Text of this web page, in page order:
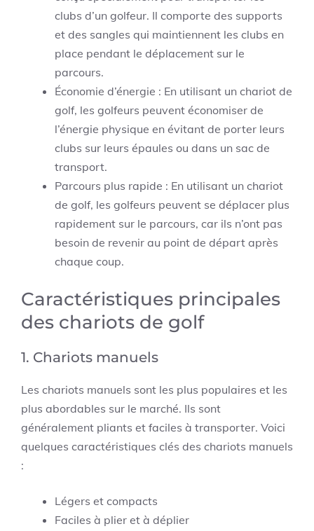
clubs d’un golfeur. Il comporte des supports
et des sangles qui maintiennent les clubs en
place pendant le déplacement sur le
parcours.
Économie d’énergie : En utilisant un chariot de
golf, les golfeurs peuvent économiser de
l’énergie physique en évitant de porter leurs
clubs sur leurs épaules ou dans un sac de
transport.
Parcours plus rapide : En utilisant un chariot
de golf, les golfeurs peuvent se déplacer plus
rapidement sur le parcours, car ils n’ont pas
besoin de revenir au point de départ après
chaque coup.
Caractéristiques principales
des chariots de golf
1. Chariots manuels
Les chariots manuels sont les plus populaires et les
plus abordables sur le marché. Ils sont
généralement pliants et faciles à transporter. Voici
quelques caractéristiques clés des chariots manuels
:
Légers et compacts
Faciles à plier et à déplier